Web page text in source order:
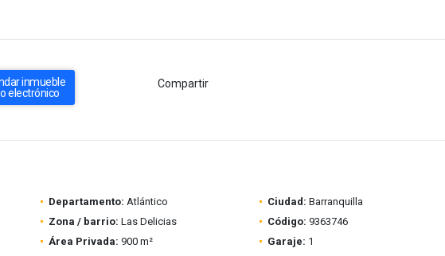
inmueble
electrónico
Compartir
Departamento: Atlántico Ciudad: Barranquilla
Zona / barrio: Las Delicias Código: 9363746
Área Privada: 900 m² Garaje: 1